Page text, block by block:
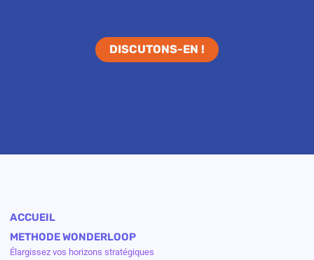
DISCUTONS-EN !
ACCUEIL
METHODE WONDERLOOP
Élargissez vos horizons stratégiques